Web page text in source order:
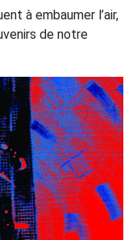
à embaumer l’air,
de notre